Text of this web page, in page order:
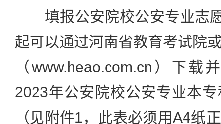
填报公安院校公安专业志
起可以通过河南省教育考试院
（www.heao.com.cn）下载
2023年公安院校公安专业本
（见附件1，此表必须用A4纸